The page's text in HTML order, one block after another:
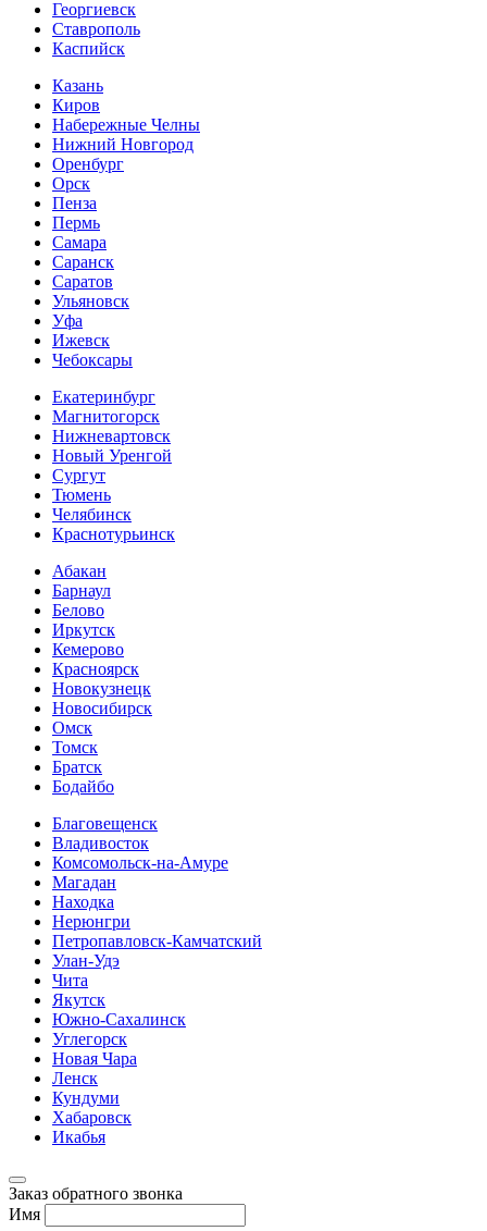
Георгиевск
Ставрополь
Каспийск
Казань
Киров
Набережные Челны
Нижний Новгород
Оренбург
Орск
Пенза
Пермь
Самара
Саранск
Саратов
Ульяновск
Уфа
Ижевск
Чебоксары
Екатеринбург
Магнитогорск
Нижневартовск
Новый Уренгой
Сургут
Тюмень
Челябинск
Краснотурьинск
Абакан
Барнаул
Белово
Иркутск
Кемерово
Красноярск
Новокузнецк
Новосибирск
Омск
Томск
Братск
Бодайбо
Благовещенск
Владивосток
Комсомольск-на-Амуре
Магадан
Находка
Нерюнгри
Петропавловск-Камчатский
Улан-Удэ
Чита
Якутск
Южно-Сахалинск
Углегорск
Новая Чара
Ленск
Кундуми
Хабаровск
Икабья
Заказ обратного звонка
Имя